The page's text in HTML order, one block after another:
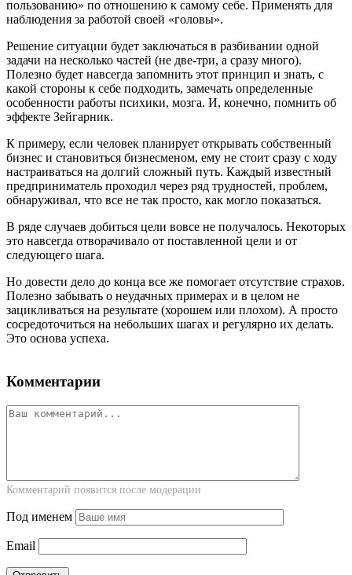
пользованию» по отношению к самому себе. Применять для
наблюдения за работой своей «головы».
Решение ситуации будет заключаться в разбивании одной
задачи на несколько частей (не две-три, а сразу много).
Полезно будет навсегда запомнить этот принцип и знать, с
какой стороны к себе подходить, замечать определенные
особенности работы психики, мозга. И, конечно, помнить об
эффекте Зейгарник.
К примеру, если человек планирует открывать собственный
бизнес и становиться бизнесменом, ему не стоит сразу с ходу
настраиваться на долгий сложный путь. Каждый известный
предприниматель проходил через ряд трудностей, проблем,
обнаруживал, что все не так просто, как могло показаться.
В ряде случаев добиться цели вовсе не получалось. Некоторых
это навсегда отворачивало от поставленной цели и от
следующего шага.
Но довести дело до конца все же помогает отсутствие страхов.
Полезно забывать о неудачных примерах и в целом не
зацикливаться на результате (хорошем или плохом). А просто
сосредоточиться на небольших шагах и регулярно их делать.
Это основа успеха.
Комментарии
Комментарий появится после модерации
Под именем
Email